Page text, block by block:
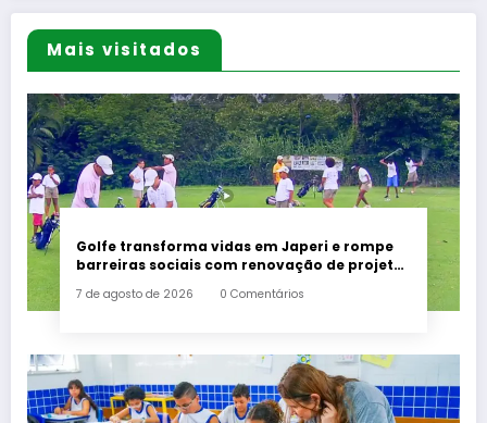
Mais visitados
Golfe transforma vidas em Japeri e rompe
barreiras sociais com renovação de projeto
7 de agosto de 2026 0 Comentários